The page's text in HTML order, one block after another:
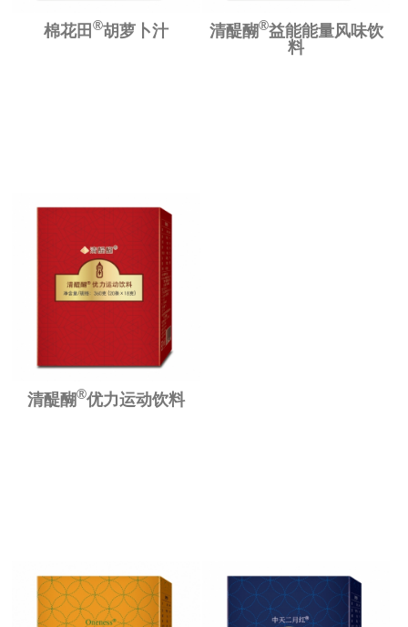
棉花田®胡萝卜汁 清醍醐®益能能量风味饮
料
清醍醐®优力运动饮料